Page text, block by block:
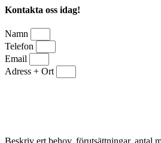
Kontakta oss idag!
Namn
Telefon
Email
Adress + Ort